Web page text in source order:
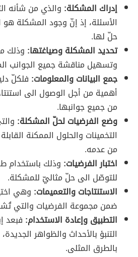
إدراك المشكلة: والذي من شأنه
الأسئلة، إذ إنّ وجود المشكلة هو
حلّ لها.
تحديد المشكلة وصياغتها: وذلك
وتسهيل مناقشة جميع الجوانب
جمع البيانات والمعلومات: فلكلّ
أهمية من أجل الوصول الى
من جميع جوانبها.
وضع الفرضيات لحلّ المشكلة:
التخمينات والحلول الممكنة
من عدمه.
اختبار الفرضيات: وذلك باستخدام
للتوصّل الى حلّ مثاليّ للمشكلة.
الاستنتاجات والتعميمات: وهي
ضمن مجموعة الفرضيات والتي
التطبيق وإعادة الاستخدام: فبعد
التنبؤ بالأحداث والظواهر
بالطرق المثلى.